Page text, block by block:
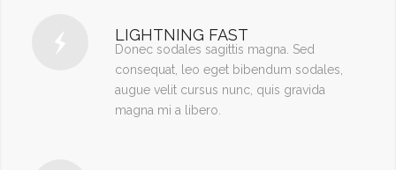
LIGHTNING FAST
Donec sodales sagittis magna. Sed
consequat, leo eget bibendum sodales,
augue velit cursus nunc, quis gravida
magna mi a libero.